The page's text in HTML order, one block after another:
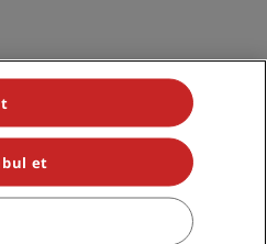
& Suites, Prize by Radisson,
et